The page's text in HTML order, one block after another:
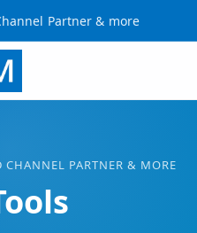
Partner & more
CHANNEL PARTNER & MORE